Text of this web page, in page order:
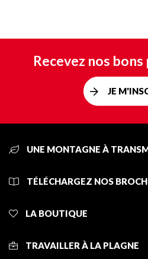
Recevez nos
JE
UNE MONTAGNE À
TÉLÉCHARGEZ NOS
LA BOUTIQUE
TRAVAILLER À LA PLAGNE